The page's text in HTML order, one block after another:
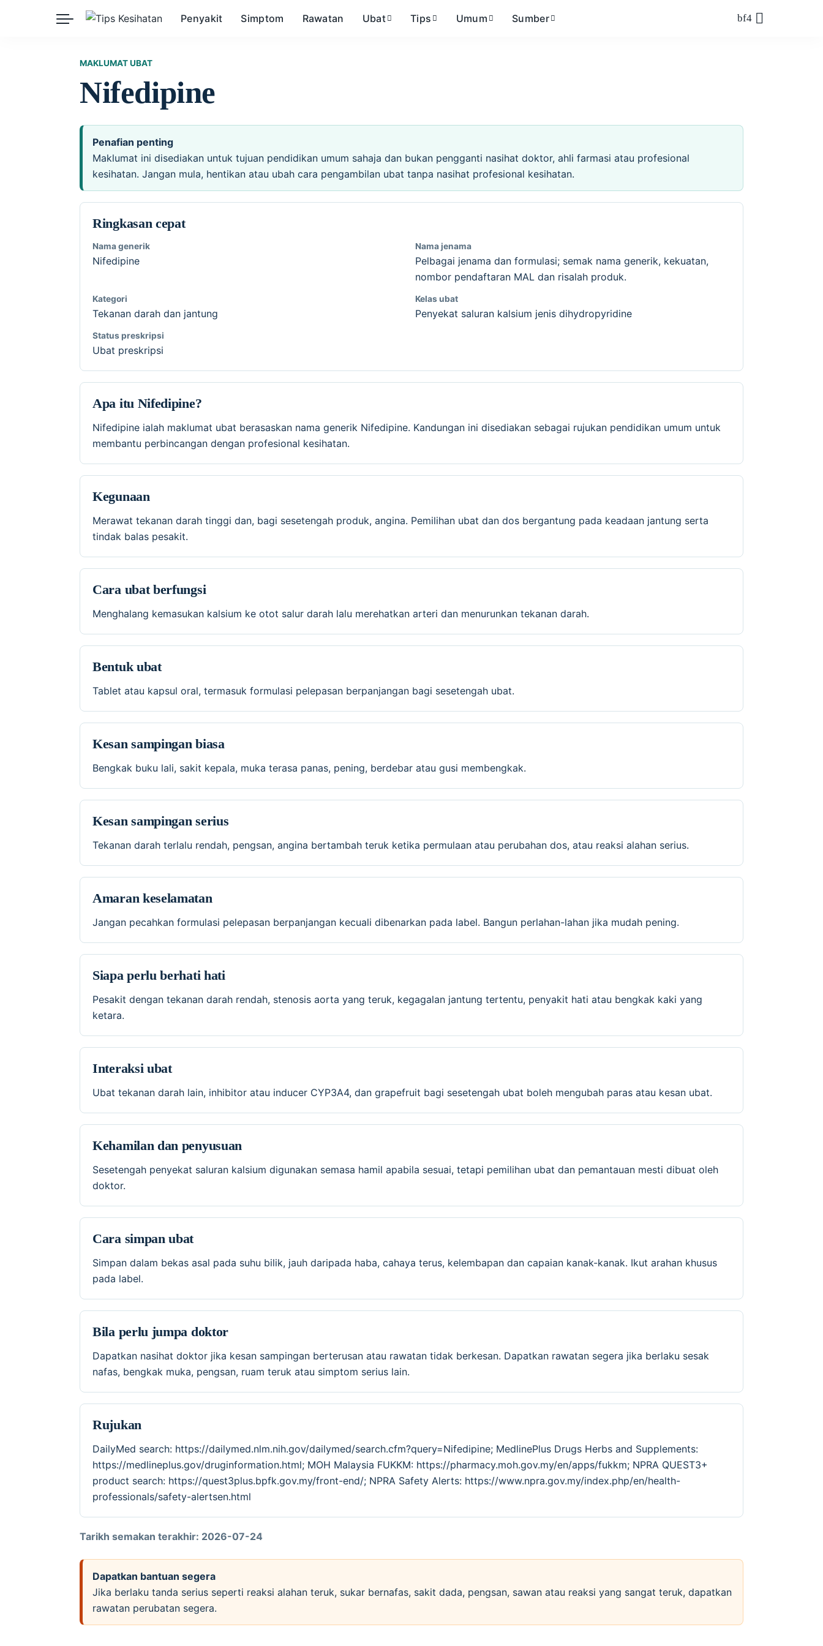
Penyakit Simptom Rawatan Ubat
Herba
Tips
Keibubapaan
Kehamilan
Kesihatan Mental
Umum
Kesihatan Awam
Kesihatan Digital
Sains Sukan
Sumber
MAKLUMAT UBAT
Nifedipine
Penafian penting
Maklumat ini disediakan untuk tujuan pendidikan umum sahaja dan bukan pengganti nasihat doktor, ahli farmasi atau profesional
kesihatan. Jangan mula, hentikan atau ubah cara pengambilan ubat tanpa nasihat profesional kesihatan.
Ringkasan cepat
Nama generik
Nifedipine
Nama jenama
Pelbagai jenama dan formulasi; semak nama generik, kekuatan,
nombor pendaftaran MAL dan risalah produk.
Kategori
Tekanan darah dan jantung
Kelas ubat
Penyekat saluran kalsium jenis dihydropyridine
Status preskripsi
Ubat preskripsi
Apa itu Nifedipine?
Nifedipine ialah maklumat ubat berasaskan nama generik Nifedipine. Kandungan ini disediakan sebagai rujukan pendidikan umum untuk
membantu perbincangan dengan profesional kesihatan.
Kegunaan
Merawat tekanan darah tinggi dan, bagi sesetengah produk, angina. Pemilihan ubat dan dos bergantung pada keadaan jantung serta
tindak balas pesakit.
Cara ubat berfungsi
Menghalang kemasukan kalsium ke otot salur darah lalu merehatkan arteri dan menurunkan tekanan darah.
Bentuk ubat
Tablet atau kapsul oral, termasuk formulasi pelepasan berpanjangan bagi sesetengah ubat.
Kesan sampingan biasa
Bengkak buku lali, sakit kepala, muka terasa panas, pening, berdebar atau gusi membengkak.
Kesan sampingan serius
Tekanan darah terlalu rendah, pengsan, angina bertambah teruk ketika permulaan atau perubahan dos, atau reaksi alahan serius.
Amaran keselamatan
Jangan pecahkan formulasi pelepasan berpanjangan kecuali dibenarkan pada label. Bangun perlahan-lahan jika mudah pening.
Siapa perlu berhati hati
Pesakit dengan tekanan darah rendah, stenosis aorta yang teruk, kegagalan jantung tertentu, penyakit hati atau bengkak kaki yang
ketara.
Interaksi ubat
Ubat tekanan darah lain, inhibitor atau inducer CYP3A4, dan grapefruit bagi sesetengah ubat boleh mengubah paras atau kesan ubat.
Kehamilan dan penyusuan
Sesetengah penyekat saluran kalsium digunakan semasa hamil apabila sesuai, tetapi pemilihan ubat dan pemantauan mesti dibuat oleh
doktor.
Cara simpan ubat
Simpan dalam bekas asal pada suhu bilik, jauh daripada haba, cahaya terus, kelembapan dan capaian kanak-kanak. Ikut arahan khusus
pada label.
Bila perlu jumpa doktor
Dapatkan nasihat doktor jika kesan sampingan berterusan atau rawatan tidak berkesan. Dapatkan rawatan segera jika berlaku sesak
nafas, bengkak muka, pengsan, ruam teruk atau simptom serius lain.
Rujukan
DailyMed search: https://dailymed.nlm.nih.gov/dailymed/search.cfm?query=Nifedipine; MedlinePlus Drugs Herbs and Supplements:
https://medlineplus.gov/druginformation.html; MOH Malaysia FUKKM: https://pharmacy.moh.gov.my/en/apps/fukkm; NPRA QUEST3+
product search: https://quest3plus.bpfk.gov.my/front-end/; NPRA Safety Alerts: https://www.npra.gov.my/index.php/en/health-
professionals/safety-alertsen.html
Tarikh semakan terakhir: 2026-07-24
Dapatkan bantuan segera
Jika berlaku tanda serius seperti reaksi alahan teruk, sukar bernafas, sakit dada, pengsan, sawan atau reaksi yang sangat teruk, dapatkan
rawatan perubatan segera.